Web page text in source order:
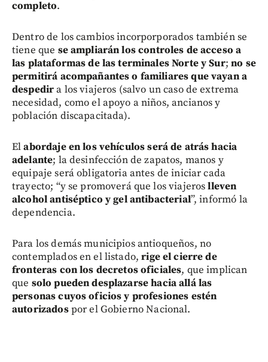
completo.
Dentro de los cambios incorporporados también se
tiene que se ampliarán los controles de acceso a
las plataformas de las terminales Norte y Sur;no se
permitirá acompañantes o familiares que vayan a
despedira los viajeros (salvo un caso de extrema
necesidad, como el apoyo a niños, ancianos y
población discapacitada).
Elabordaje en los vehículos será de atrás hacia
adelante; la desinfección de zapatos, manos y
equipaje será obligatoria antes de iniciar cada
trayecto; “y se promoverá que los viajeroslleven
alcohol antiséptico y gel antibacterial”, informó la
dependencia.
Para los demás municipios antioqueños, no
contemplados en el listado,rige el cierre de
fronteras con los decretos oficiales, que implican
que solo pueden desplazarse hacia allá las
personas cuyos oficios y profesiones estén
autorizadospor el Gobierno Nacional.